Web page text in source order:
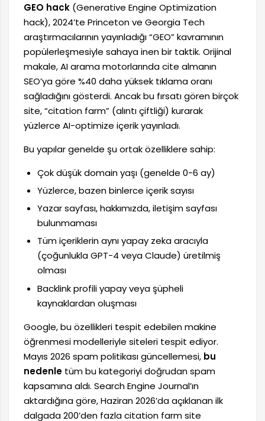
GEO hack (Generative Engine Optimization
hack), 2024’te Princeton ve Georgia Tech
araştırmacılarının yayınladığı “GEO” kavramının
popülerleşmesiyle sahaya inen bir taktik. Orijinal
makale, AI arama motorlarında cite almanın
SEO’ya göre %40 daha yüksek tıklama oranı
sağladığını gösterdi. Ancak bu fırsatı gören birçok
site, “citation farm” (alıntı çiftliği) kurarak
yüzlerce AI-optimize içerik yayınladı.
Bu yapılar genelde şu ortak özelliklere sahip:
Çok düşük domain yaşı (genelde 0-6 ay)
Yüzlerce, bazen binlerce içerik sayısı
Yazar sayfası, hakkımızda, iletişim sayfası
bulunmaması
Tüm içeriklerin aynı yapay zeka aracıyla
(çoğunlukla GPT-4 veya Claude) üretilmiş
olması
Backlink profili yapay veya şüpheli
kaynaklardan oluşması
Google, bu özellikleri tespit edebilen makine
öğrenmesi modelleriyle siteleri tespit ediyor.
Mayıs 2026 spam politikası güncellemesi, bu
nedenle tüm bu kategoriyi doğrudan spam
kapsamına aldı. Search Engine Journal’ın
aktardığına göre, Haziran 2026’da açıklanan ilk
dalgada 200’den fazla citation farm site